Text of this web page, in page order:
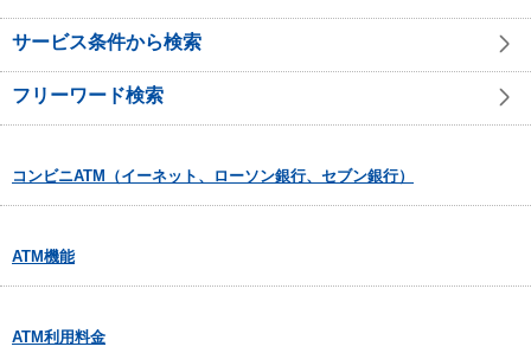
サービス条件から検索
フリーワード検索
コンビニATM（イーネット、ローソン銀行、セブン銀行）
ATM機能
ATM利用料金